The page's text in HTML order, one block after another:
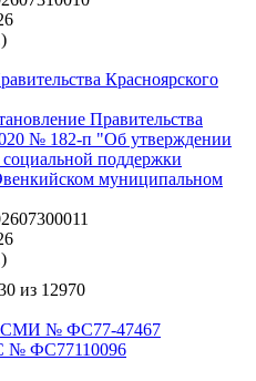
Красноярского
Правительства
№ 182-п "Об утверждении
поддержки
муниципальном
из 12970
СМИ № ФС77-47467
№ ФС77110096